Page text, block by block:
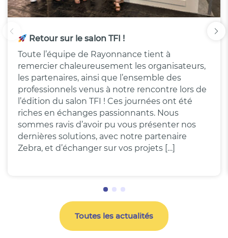
Retour sur le salon TFI !
Toute l’équipe de Rayonnance tient à
remercier chaleureusement les organisateurs,
les partenaires, ainsi que l’ensemble des
professionnels venus à notre rencontre lors de
l’édition du salon TFI ! Ces journées ont été
riches en échanges passionnants. Nous
sommes ravis d’avoir pu vous présenter nos
dernières solutions, avec notre partenaire
Zebra, et d’échanger sur vos projets […]
Toutes les actualités